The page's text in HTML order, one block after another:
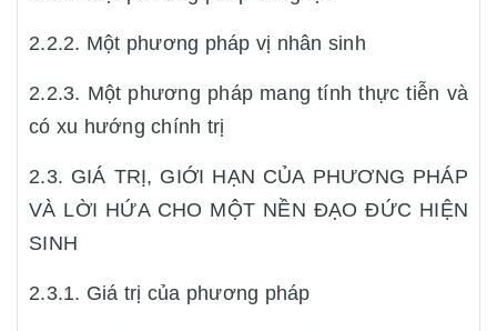
2.2.2. Một phương pháp vị nhân sinh
2.2.3. Một phương pháp mang tính thực tiễn và
có xu hướng chính trị
2.3. GIÁ TRỊ, GIỚI HẠN CỦA PHƯƠNG PHÁP
VÀ LỜI HỨA CHO MỘT NỀN ĐẠO ĐỨC HIỆN
SINH
2.3.1. Giá trị của phương pháp